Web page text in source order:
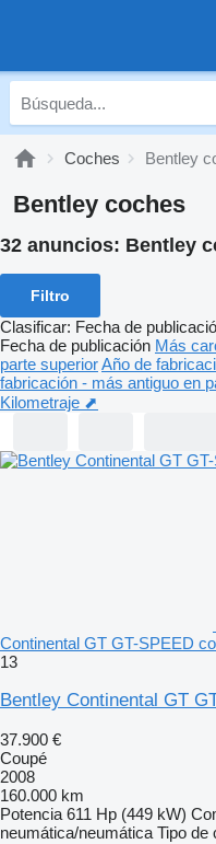
Coches Bentley
Bentley coches
32 anuncios: Bentley
Filtro
Clasificar: Fecha de
Fecha de publicación Más
parte superiorAño de
fabricación - más antiguo en
Kilometraje ⬈
Continental GT GT-SPEED
13
Bentley Continental GT
37.900 €
Coupé
2008
160.000 km
Potencia 611 Hp (449 kW)
neumática/neumática Tipo de